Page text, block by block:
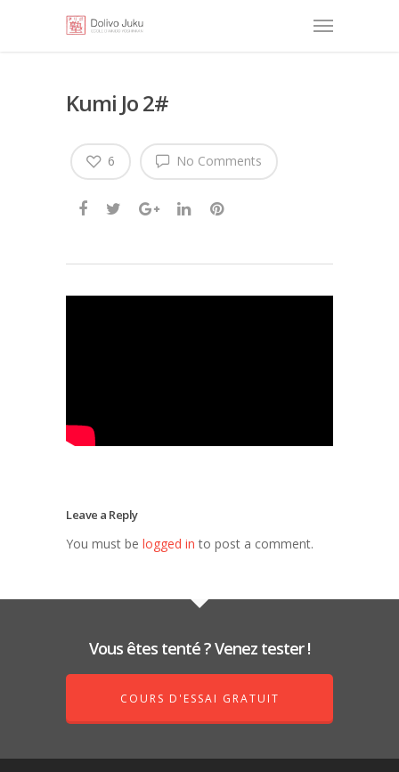
Kumi Jo 2#
No Comments
6
Leave a Reply
You must be logged in to post a comment.
Vous êtes tenté ? Venez tester !
COURS D'ESSAI GRATUIT